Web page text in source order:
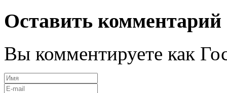
Оставить комментарий
Вы комментируете как